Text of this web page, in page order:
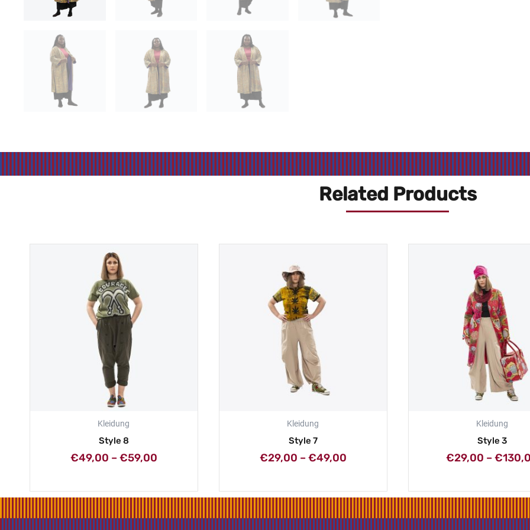
Related Products
Kleidung
Style 8
€49,00 –€59,00
Kleidung
Style 7
€29,00 –€49,00
Kleidung
Style 3
€29,00 –€